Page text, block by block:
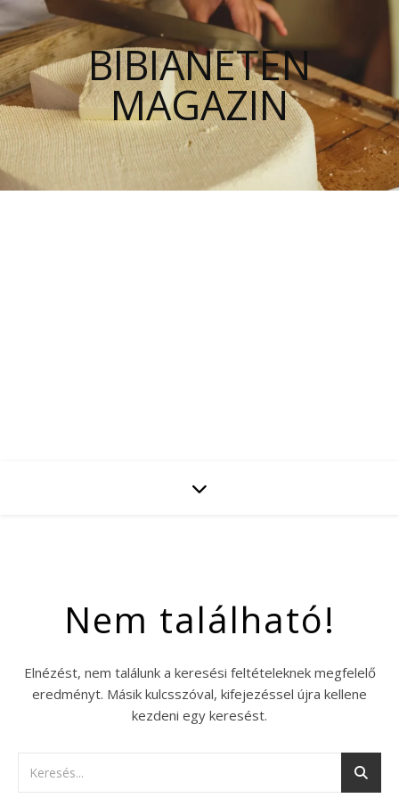
BIBIANETEN
MAGAZIN
Nem található!
Elnézést, nem találunk a keresési feltételeknek megfelelő
eredményt. Másik kulcsszóval, kifejezéssel újra kellene
kezdeni egy keresést.